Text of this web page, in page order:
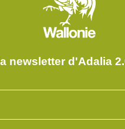
newsletter d'Adalia